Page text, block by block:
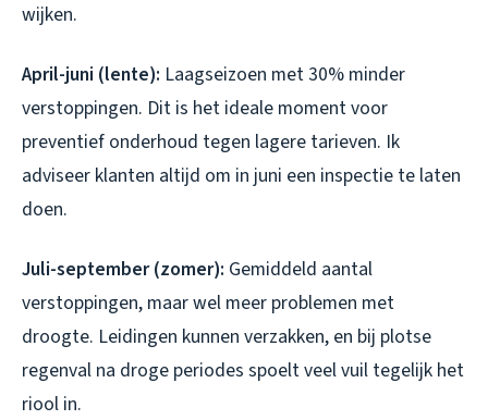
wijken.
April-juni (lente): Laagseizoen met 30% minder
verstoppingen. Dit is het ideale moment voor
preventief onderhoud tegen lagere tarieven. Ik
adviseer klanten altijd om in juni een inspectie te laten
doen.
Juli-september (zomer): Gemiddeld aantal
verstoppingen, maar wel meer problemen met
droogte. Leidingen kunnen verzakken, en bij plotse
regenval na droge periodes spoelt veel vuil tegelijk het
riool in.